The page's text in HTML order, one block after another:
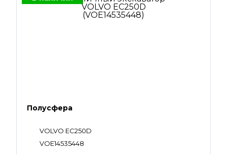
Полусфера
VOLVO EC250D
VOE14535448